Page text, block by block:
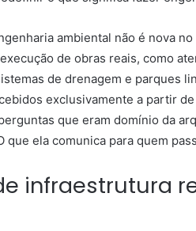
ambiental não é nova
de obras reais, como
de drenagem e parques
exclusivamente a partir
que eram domínio da
que ela comunica para quem
infraestrutura